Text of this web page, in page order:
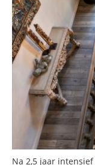
Na 2,5 jaar